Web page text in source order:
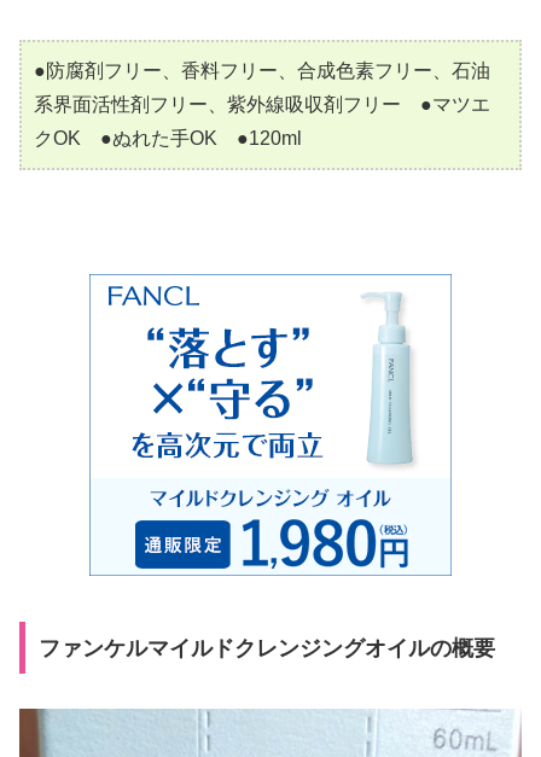
●防腐剤フリー、香料フリー、合成色素フリー、石油
系界面活性剤フリー、紫外線吸収剤フリー ●マツエ
クOK ●ぬれた手OK ●120ml
ファンケルマイルドクレンジングオイルの概要